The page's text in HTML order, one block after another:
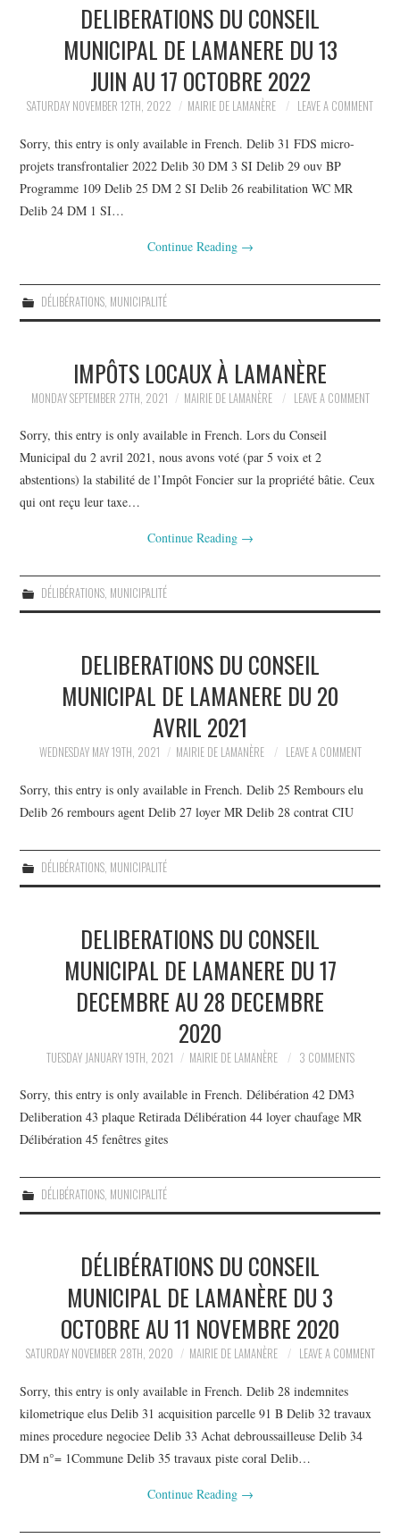
DELIBERATIONS DU CONSEIL
MUNICIPAL DE LAMANERE DU 13
JUIN AU 17 OCTOBRE 2022
SATURDAY NOVEMBER 12TH, 2022 MAIRIE DE LAMANÈRE LEAVE A COMMENT
Sorry, this entry is only available in French. Delib 31 FDS micro-
projets transfrontalier 2022 Delib 30 DM 3 SI Delib 29 ouv BP
Programme 109 Delib 25 DM 2 SI Delib 26 reabilitation WC MR
Delib 24 DM 1 SI…
Continue Reading →
DÉLIBÉRATIONS, MUNICIPALITÉ
IMPÔTS LOCAUX À LAMANÈRE
MONDAY SEPTEMBER 27TH, 2021 MAIRIE DE LAMANÈRE LEAVE A COMMENT
Sorry, this entry is only available in French. Lors du Conseil
Municipal du 2 avril 2021, nous avons voté (par 5 voix et 2
abstentions) la stabilité de l’Impôt Foncier sur la propriété bâtie. Ceux
qui ont reçu leur taxe…
Continue Reading →
DÉLIBÉRATIONS, MUNICIPALITÉ
DELIBERATIONS DU CONSEIL
MUNICIPAL DE LAMANERE DU 20
AVRIL 2021
WEDNESDAY MAY 19TH, 2021 MAIRIE DE LAMANÈRE LEAVE A COMMENT
Sorry, this entry is only available in French. Delib 25 Rembours elu
Delib 26 rembours agent Delib 27 loyer MR Delib 28 contrat CIU
DÉLIBÉRATIONS, MUNICIPALITÉ
DELIBERATIONS DU CONSEIL
MUNICIPAL DE LAMANERE DU 17
DECEMBRE AU 28 DECEMBRE
2020
TUESDAY JANUARY 19TH, 2021 MAIRIE DE LAMANÈRE 3 COMMENTS
Sorry, this entry is only available in French. Délibération 42 DM3
Deliberation 43 plaque Retirada Délibération 44 loyer chaufage MR
Délibération 45 fenêtres gites
DÉLIBÉRATIONS, MUNICIPALITÉ
DÉLIBÉRATIONS DU CONSEIL
MUNICIPAL DE LAMANÈRE DU 3
OCTOBRE AU 11 NOVEMBRE 2020
SATURDAY NOVEMBER 28TH, 2020 MAIRIE DE LAMANÈRE LEAVE A COMMENT
Sorry, this entry is only available in French. Delib 28 indemnites
kilometrique elus Delib 31 acquisition parcelle 91 B Delib 32 travaux
mines procedure negociee Delib 33 Achat debroussailleuse Delib 34
DM n°= 1Commune Delib 35 travaux piste coral Delib…
Continue Reading →